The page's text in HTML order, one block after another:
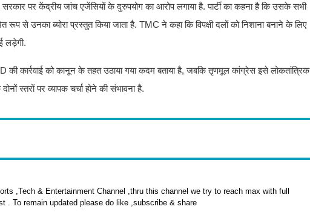
पर केंद्रीय जांच एजेंसियों के दुरुपयोग का आरोप लगाया है. पार्टी का कहना है कि उसके सभी
से उनका ब्योरा प्रस्तुत किया जाता है. TMC ने कहा कि विपक्षी दलों को निशाना बनाने के लिए
लड़ेगी.
की कार्रवाई को कानून के तहत उठाया गया कदम बताया है, जबकि तृणमूल कांग्रेस इसे लोकतांत्रिक
स्तरों पर व्यापक चर्चा होने की संभावना है.
,Tech & Entertainment Channel ,thru this channel we try to reach max with full
. To remain updated please do like ,subscribe & share